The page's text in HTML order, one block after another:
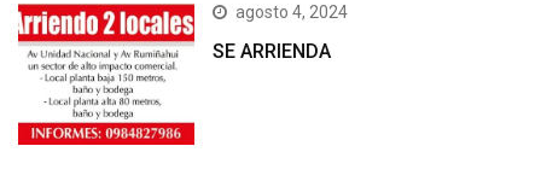
agosto 4, 2024
SE ARRIENDA